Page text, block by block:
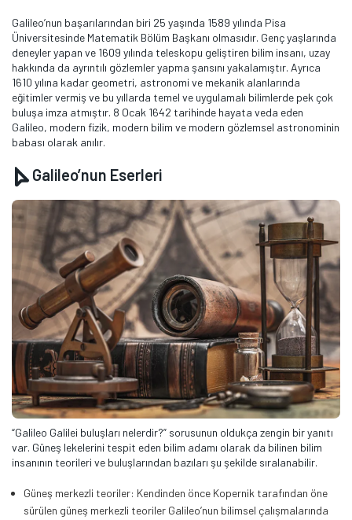
Galileo’nun başarılarından biri 25 yaşında 1589 yılında Pisa
Üniversitesinde Matematik Bölüm Başkanı olmasıdır. Genç yaşlarında
deneyler yapan ve 1609 yılında teleskopu geliştiren bilim insanı, uzay
hakkında da ayrıntılı gözlemler yapma şansını yakalamıştır. Ayrıca
1610 yılına kadar geometri, astronomi ve mekanik alanlarında
eğitimler vermiş ve bu yıllarda temel ve uygulamalı bilimlerde pek çok
buluşa imza atmıştır. 8 Ocak 1642 tarihinde hayata veda eden
Galileo, modern fizik, modern bilim ve modern gözlemsel astronominin
babası olarak anılır.
Galileo’nun Eserleri
“Galileo Galilei buluşları nelerdir?” sorusunun oldukça zengin bir yanıtı
var. Güneş lekelerini tespit eden bilim adamı olarak da bilinen bilim
insanının teorileri ve buluşlarından bazıları şu şekilde sıralanabilir.
Güneş merkezli teoriler: Kendinden önce Kopernik tarafından öne
sürülen güneş merkezli teoriler Galileo’nun bilimsel çalışmalarında